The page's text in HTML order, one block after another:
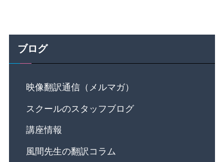
ブログ
映像翻訳通信（メルマガ）
スクールのスタッフブログ
講座情報
風間先生の翻訳コラム